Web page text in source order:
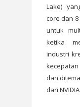
Lake)
core dan
untuk
ketika
industri
dan
dari NVIDIA.